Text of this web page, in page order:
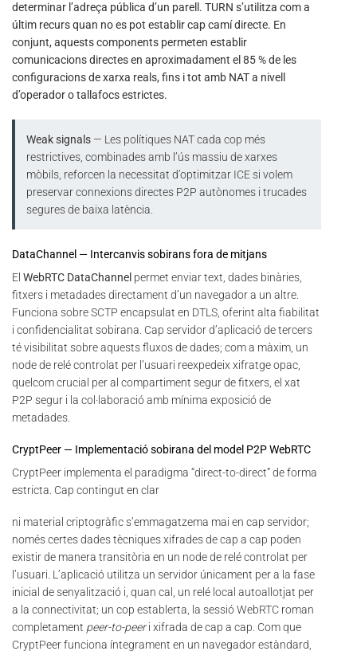
determinar l’adreça pública d’un parell. TURN s’utilitza com a
últim recurs quan no es pot establir cap camí directe. En
conjunt, aquests components permeten establir
comunicacions directes en aproximadament el 85 % de les
configuracions de xarxa reals, fins i tot amb NAT a nivell
d’operador o tallafocs estrictes.
Weak signals — Les polítiques NAT cada cop més
restrictives, combinades amb l’ús massiu de xarxes
mòbils, reforcen la necessitat d’optimitzar ICE si volem
preservar connexions directes P2P autònomes i trucades
segures de baixa latència.
DataChannel — Intercanvis sobirans fora de mitjans
El WebRTC DataChannel permet enviar text, dades binàries,
fitxers i metadades directament d’un navegador a un altre.
Funciona sobre SCTP encapsulat en DTLS, oferint alta fiabilitat
i confidencialitat sobirana. Cap servidor d’aplicació de tercers
té visibilitat sobre aquests fluxos de dades; com a màxim, un
node de relé controlat per l’usuari reexpedeix xifratge opac,
quelcom crucial per al compartiment segur de fitxers, el xat
P2P segur i la col·laboració amb mínima exposició de
metadades.
CryptPeer — Implementació sobirana del model P2P WebRTC
CryptPeer implementa el paradigma “direct-to-direct” de forma
estricta. Cap contingut en clar
ni material criptogràfic s’emmagatzema mai en cap servidor;
només certes dades tècniques xifrades de cap a cap poden
existir de manera transitòria en un node de relé controlat per
l’usuari. L’aplicació utilitza un servidor únicament per a la fase
inicial de senyalització i, quan cal, un relé local autoallotjat per
a la connectivitat; un cop establerta, la sessió WebRTC roman
completament peer-to-peeri xifrada de cap a cap. Com que
CryptPeer funciona íntegrament en un navegador estàndard,